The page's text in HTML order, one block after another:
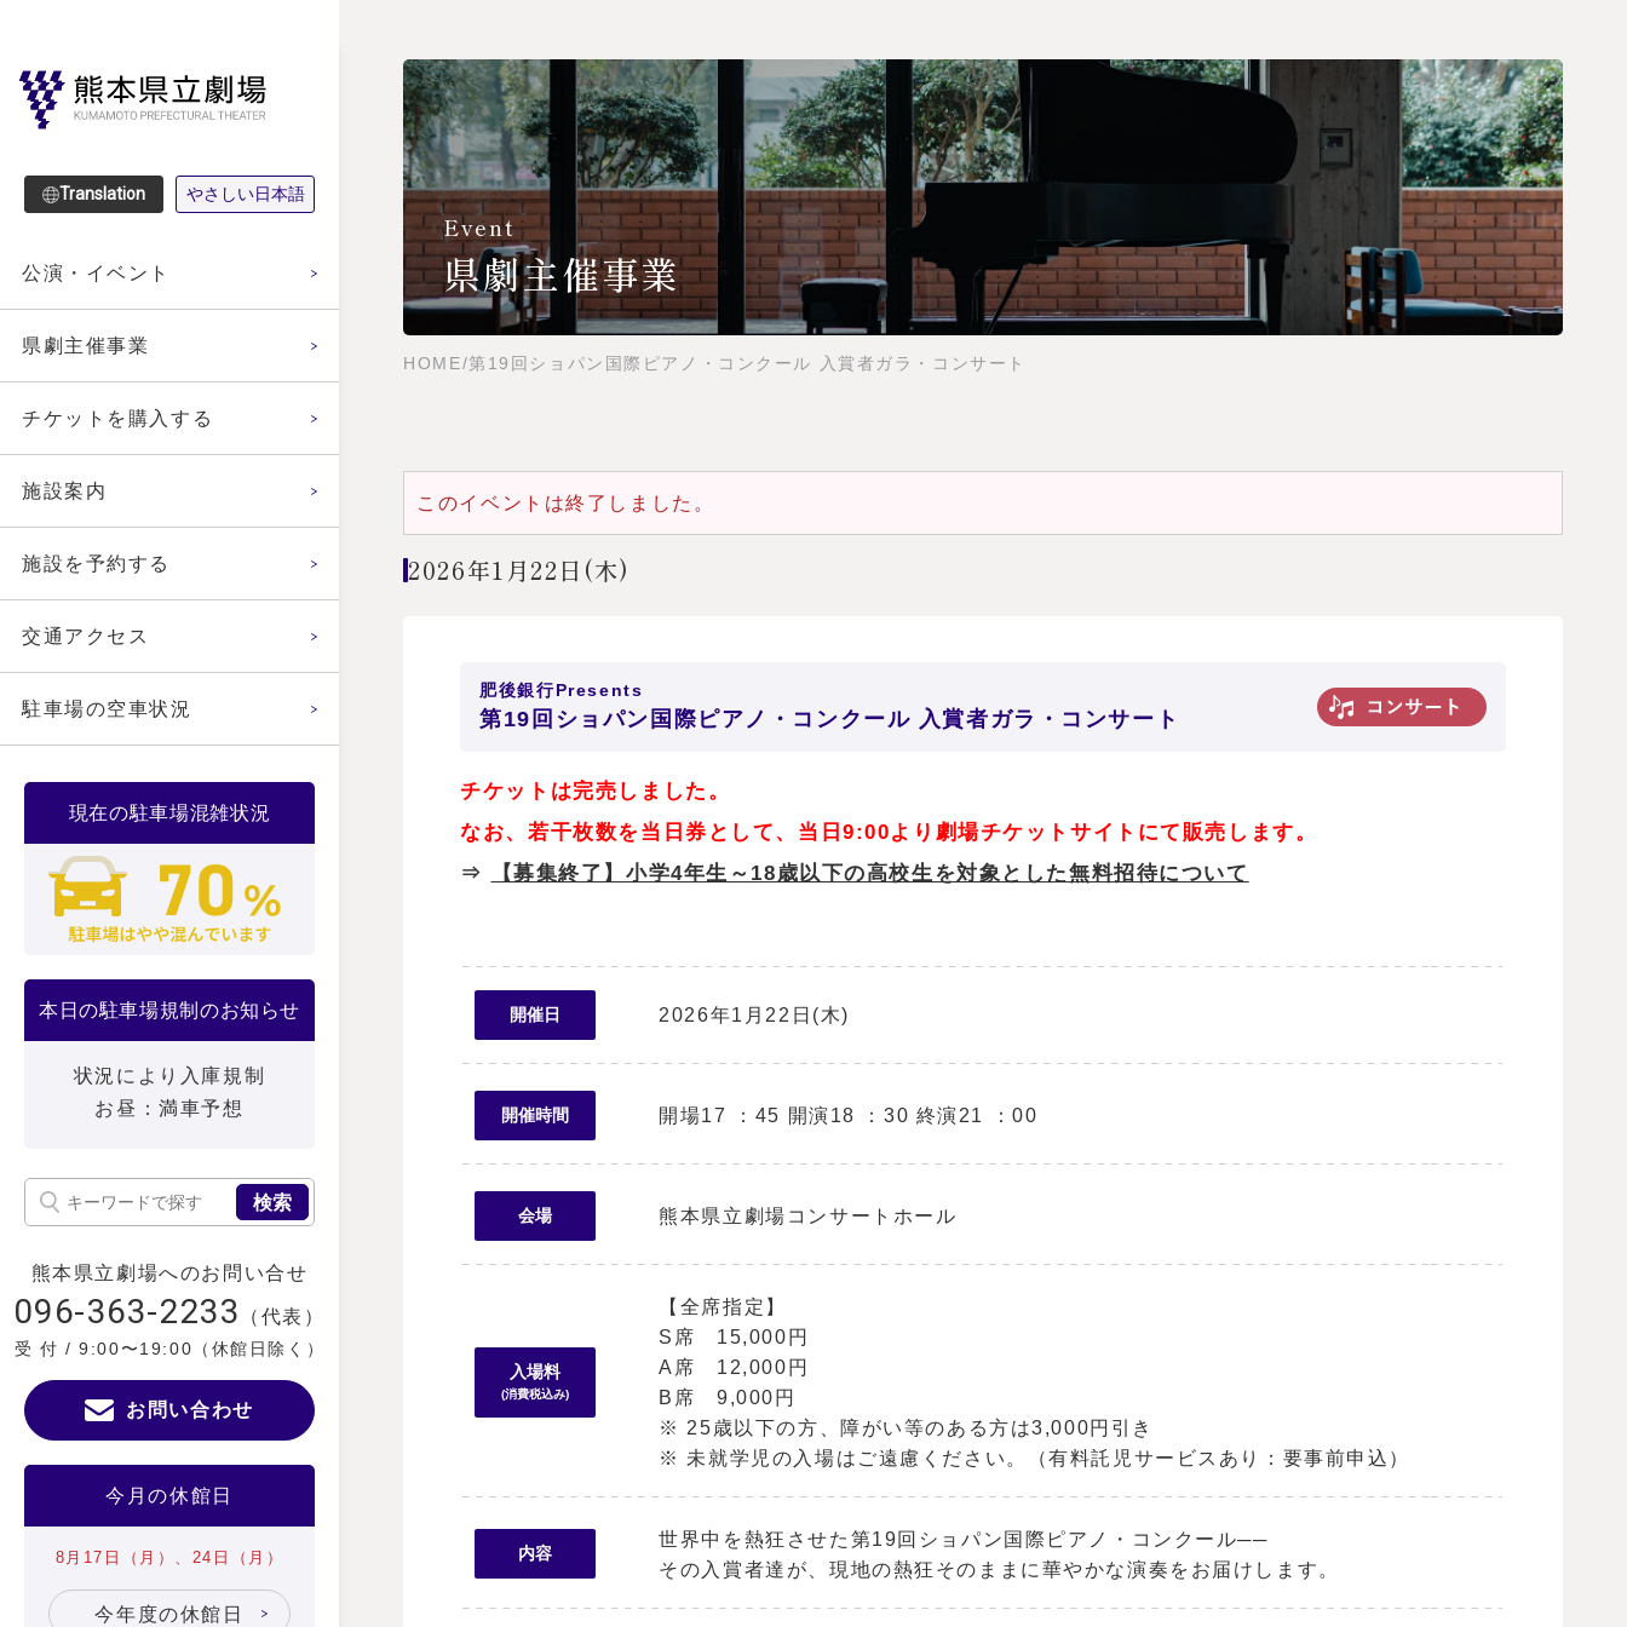
Translation やさしい日本語
公演・イベント
県劇主催事業
チケットを購入する
施設案内
施設を予約する
交通アクセス
駐車場の空車状況
現在の駐車場混雑状況
本日の駐車場規制のお知らせ
状況により入庫規制
お昼：満車予想
検索
熊本県立劇場へのお問い合せ
096-363-2233 （代表）
受 付 / 9:00〜19:00（休館日除く）
お問い合わせ
今月の休館日
8月17日（月）、24日（月）
今年度の休館日
Event
県劇主催事業
HOME/第19回ショパン国際ピアノ・コンクール 入賞者ガラ・コンサート
このイベントは終了しました。
2026年1月22日(木)
肥後銀行Presents
第19回ショパン国際ピアノ・コンクール 入賞者ガラ・コンサート
チケットは完売しました。
なお、若干枚数を当日券として、当日9:00より劇場チケットサイトにて販売します。
⇒
【募集終了】小学4年生～18歳以下の高校生を対象とした無料招待について
開催日 2026年1月22日(木)
開催時間 開場17 ：45 開演18 ：30 終演21 ：00
会場 熊本県立劇場コンサートホール
入場料
(消費税込み)
【全席指定】
S席 15,000円
A席 12,000円
B席 9,000円
※ 25歳以下の方、障がい等のある方は3,000円引き
※ 未就学児の入場はご遠慮ください。（有料託児サービスあり：要事前申込）
内容
世界中を熱狂させた第19回ショパン国際ピアノ・コンクール──
その入賞者達が、現地の熱狂そのままに華やかな演奏をお届けします。